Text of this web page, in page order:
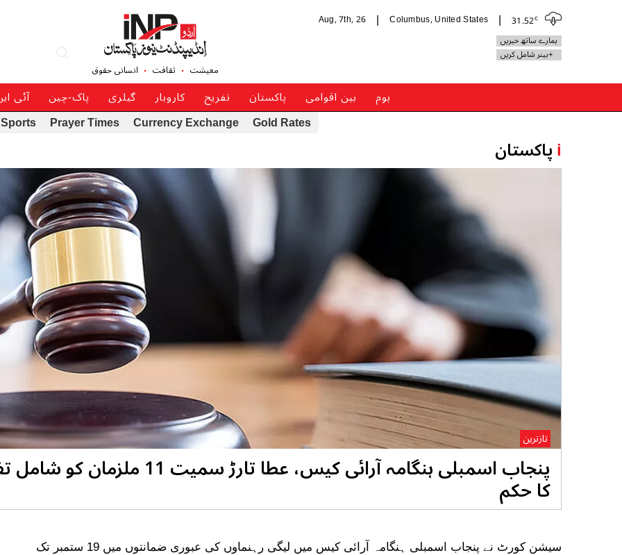
31.52c
Columbus, United States
Aug, 7th, 26
ہمارے ساتھ خبریں
+بینر شامل کریں
معیشت ثقافت انسانی حقوق
ہوم بین اقوامی پاکستان تفریح کاروبار گیلری پاک-چین آئی
Gold Rates
Currency Exchange
Prayer Times
Sports
iپاکستان
پنجاب اسمبلی ہنگامہ آرائی کیس، عطا تارڑ
کا حکم
تازترین
سیشن کورٹ نے پنجاب اسمبلی ہنگامہ آرائی کیس میں لیگی رہنماوں کی عبوری ضمانتوں میں 19 ستمبر تک